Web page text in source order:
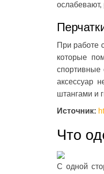
ослабевают,
При работе
которые
спортивные
аксессуар
штангами и
Источник:
Что
С одной